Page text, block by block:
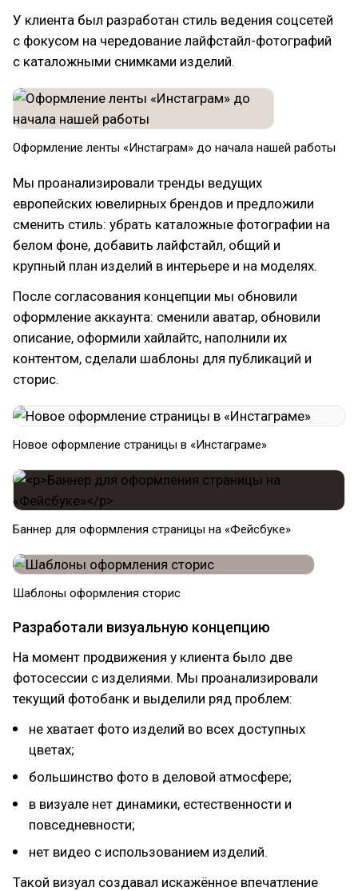
У клиента был разработан стиль ведения соцсетей
с фокусом на чередование лайфстайл-фотографий
с каталожными снимками изделий.
Оформление ленты «Инстаграм» до начала нашей работы
Мы проанализировали тренды ведущих
европейских ювелирных брендов и предложили
сменить стиль: убрать каталожные фотографии на
белом фоне, добавить лайфстайл, общий и
крупный план изделий в интерьере и на моделях.
После согласования концепции мы обновили
оформление аккаунта: сменили аватар, обновили
описание, оформили хайлайтс, наполнили их
контентом, сделали шаблоны для публикаций и
сторис.
Новое оформление страницы в «Инстаграме»
Баннер для оформления страницы на «Фейсбуке»
Шаблоны оформления сторис
Разработали визуальную концепцию
На момент продвижения у клиента было две
фотосессии с изделиями. Мы проанализировали
текущий фотобанк и выделили ряд проблем:
не хватает фото изделий во всех доступных
цветах;
большинство фото в деловой атмосфере;
в визуале нет динамики, естественности и
повседневности;
нет видео с использованием изделий.
Такой визуал создавал искажённое впечатление